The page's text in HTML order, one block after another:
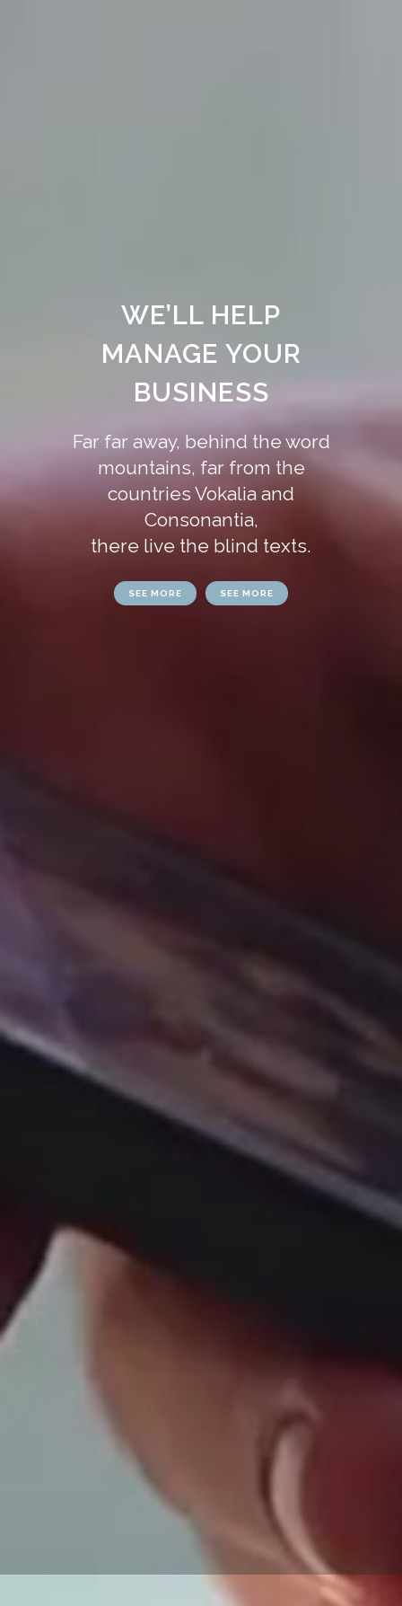
WE’LL HELP
MANAGE YOUR
BUSINESS
Far far away, behind the word
mountains, far from the
countries Vokalia and
Consonantia,
there live the blind texts.
SEE MORE SEE MORE